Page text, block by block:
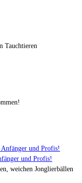
Tauchtieren
und Profis!
weichen Jonglierbällen